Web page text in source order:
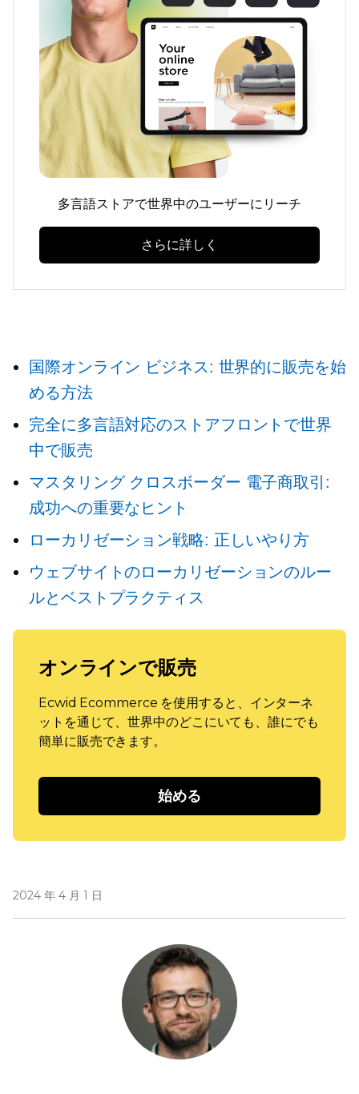
多言語ストアで世界中のユーザーにリーチ
さらに詳しく
国際オンライン ビジネス: 世界的に販売を始
める方法
完全に多言語対応のストアフロントで世界
中で販売
マスタリング クロスボーダー 電子商取引:
成功への重要なヒント
ローカリゼーション戦略: 正しいやり方
ウェブサイトのローカリゼーションのルー
ルとベストプラクティス
オンラインで販売
Ecwid Ecommerce を使用すると、インターネ
ットを通じて、世界中のどこにいても、誰にでも
簡単に販売できます。
始める
2024 年 4 月 1 日